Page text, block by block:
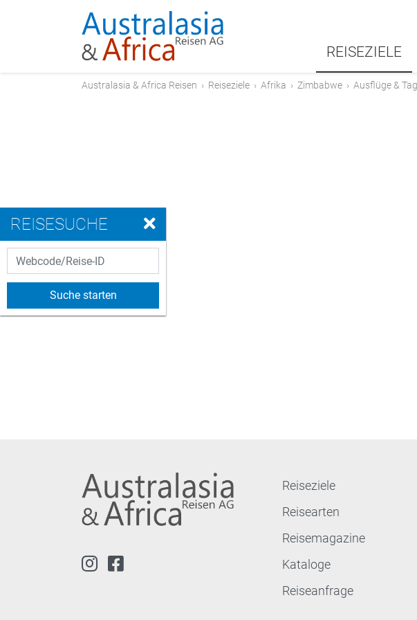
REISEZIELE
Australasia & Africa Reisen › Reiseziele › Afrika › Zimbabwe › Ausflüge &
Reiseziele
Reisearten
Reisemagazine
Kataloge
Reiseanfrage
REISESUCHE
Suche starten